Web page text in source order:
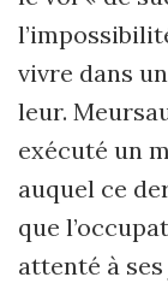
vivre dans
leur.
exécuté un
auquel ce
que
attenté à